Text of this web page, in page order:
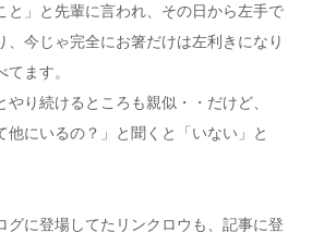
と」と先輩に言われ、その日から左手で
、今じゃ完全にお箸だけは左利きになり
ます。
り続けるところも親似・・だけど、
他にいるの？」と聞くと「いない」と
グに登場してたリンクロウも、記事に登